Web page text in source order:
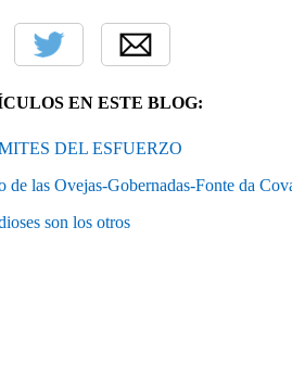
EN ESTE BLOG:
DEL ESFUERZO
las Ovejas-Gobernadas-Fonte da
son los otros